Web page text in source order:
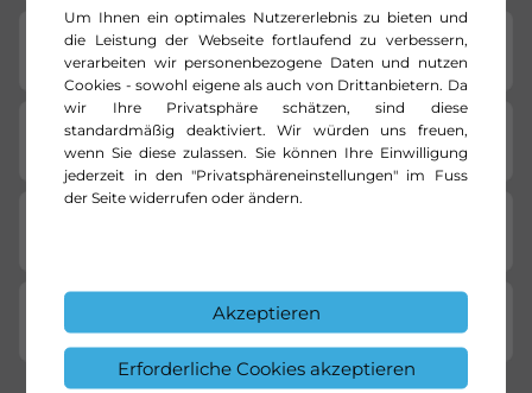
Um Ihnen ein optimales Nutzererlebnis zu bieten und
die Leistung der Webseite fortlaufend zu verbessern,
verarbeiten wir personenbezogene Daten und nutzen
Cookies - sowohl eigene als auch von Drittanbietern. Da
wir Ihre Privatsphäre schätzen, sind diese
standardmäßig deaktiviert. Wir würden uns freuen,
wenn Sie diese zulassen. Sie können Ihre Einwilligung
jederzeit in den "Privatsphäreneinstellungen" im Fuss
der Seite widerrufen oder ändern.
Akzeptieren
Erforderliche Cookies akzeptieren
Detail-Ausstattung
Fahrzeug-Merkmale
Standort